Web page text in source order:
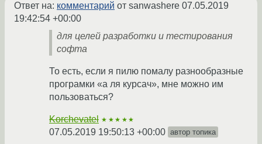
Ответ на: комментарий от sanwashere 07.05.2019
19:42:54 +00:00
для целей разработки и тестирования
софта
То есть, если я пилю помалу разнообразные
програмки «а ля курсач», мне можно им
пользоваться?
Korchevatel ★★★★★
07.05.2019 19:50:13 +00:00 автор топика